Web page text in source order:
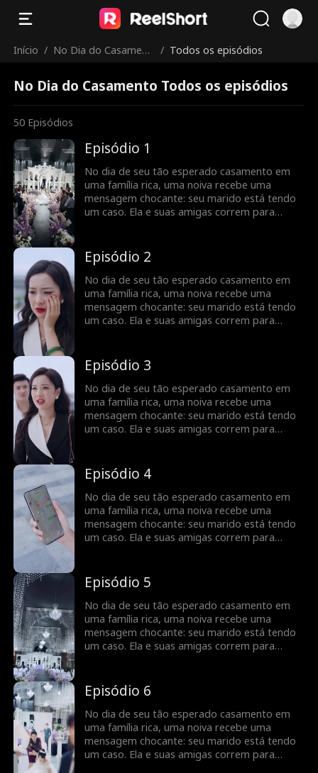
Início / No Dia do Casament
/ Todos os episódios
No Dia do Casamento Todos os episódios
50 Episódios
Episódio 1
No dia de seu tão esperado casamento em
uma família rica, uma noiva recebe uma
mensagem chocante: seu marido está tendo
um caso. Ela e suas amigas correm para
identidade da mulher é revelada - ela é sua
futura sogra?
Episódio 2
No dia de seu tão esperado casamento em
uma família rica, uma noiva recebe uma
mensagem chocante: seu marido está tendo
um caso. Ela e suas amigas correm para
identidade da mulher é revelada - ela é sua
futura sogra?
Episódio 3
No dia de seu tão esperado casamento em
uma família rica, uma noiva recebe uma
mensagem chocante: seu marido está tendo
um caso. Ela e suas amigas correm para
identidade da mulher é revelada - ela é sua
futura sogra?
Episódio 4
No dia de seu tão esperado casamento em
uma família rica, uma noiva recebe uma
mensagem chocante: seu marido está tendo
um caso. Ela e suas amigas correm para
identidade da mulher é revelada - ela é sua
futura sogra?
Episódio 5
No dia de seu tão esperado casamento em
uma família rica, uma noiva recebe uma
mensagem chocante: seu marido está tendo
um caso. Ela e suas amigas correm para
identidade da mulher é revelada - ela é sua
futura sogra?
Episódio 6
No dia de seu tão esperado casamento em
uma família rica, uma noiva recebe uma
mensagem chocante: seu marido está tendo
um caso. Ela e suas amigas correm para